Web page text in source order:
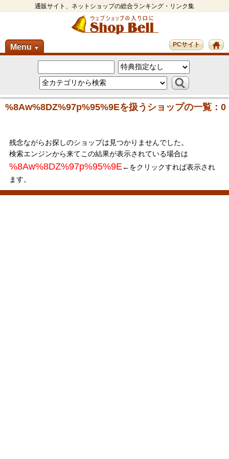
通販サイト、ネットショップの総合ランキング・リンク集
Menu ▼ PCサイト
%8Aw%8DZ%97p%95%9Eを扱うショップの一覧：0
残念ながらお探しのショップは見つかりませんでした。
検索エンジンから来てこの結果が表示されている場合は
%8Aw%8DZ%97p%95%9E←をクリックすれば表示され
ます。